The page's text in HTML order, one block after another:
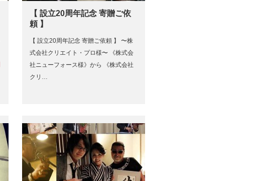
【 設立20周年記念 寄贈ご依
頼 】
【 設立20周年記念 寄贈ご依頼 】 〜株
式会社クリエイト・プロ様〜 《株式会
社ニューフォース様》から 《株式会社
クリ…